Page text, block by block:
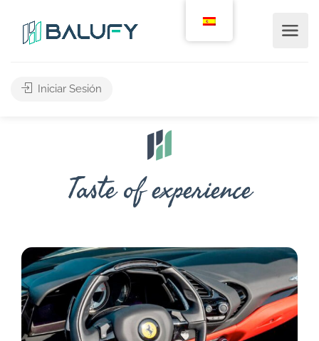
Iniciar Sesión
Taste of experience